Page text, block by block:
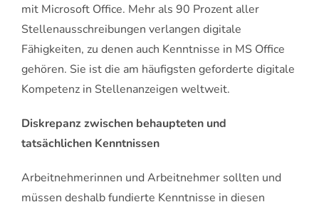
mit Microsoft Office. Mehr als 90 Prozent aller
Stellenausschreibungen verlangen digitale
Fähigkeiten, zu denen auch Kenntnisse in MS Office
gehören. Sie ist die am häufigsten geforderte digitale
Kompetenz in Stellenanzeigen weltweit.
Diskrepanz zwischen behaupteten und
tatsächlichen Kenntnissen
Arbeitnehmerinnen und Arbeitnehmer sollten und
müssen deshalb fundierte Kenntnisse in diesen